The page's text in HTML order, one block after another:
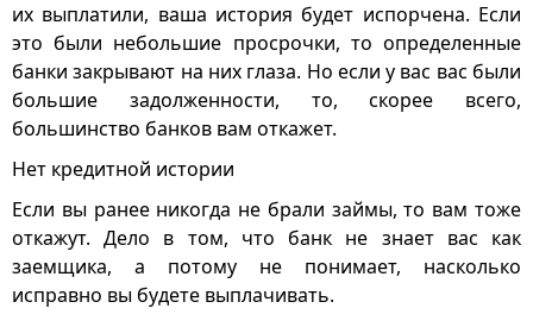
их выплатили, ваша история будет испорчена. Если
это были небольшие просрочки, то определенные
банки закрывают на них глаза. Но если у вас вас были
большие задолженности, то, скорее всего,
большинство банков вам откажет.
Нет кредитной истории
Если вы ранее никогда не брали займы, то вам тоже
откажут. Дело в том, что банк не знает вас как
заемщика, а потому не понимает, насколько
исправно вы будете выплачивать.